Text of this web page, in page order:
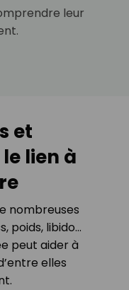
leur
et
lien à
nombreuses
poids, libido…
peut aider à
elles